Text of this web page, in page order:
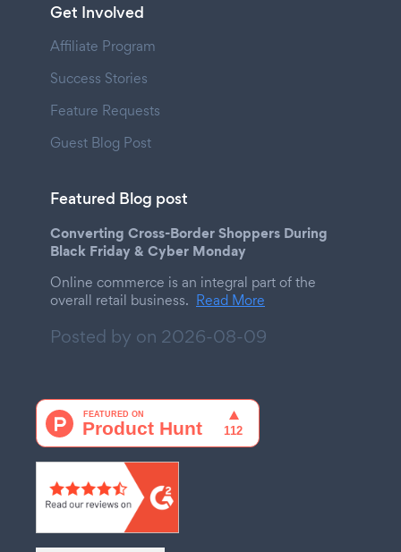
Get Involved
Affiliate Program
Success Stories
Feature Requests
Guest Blog Post
Featured Blog post
Converting Cross-Border Shoppers During
Black Friday & Cyber Monday
Online commerce is an integral part of the
overall retail business. Read More
Posted by on 2026-08-09